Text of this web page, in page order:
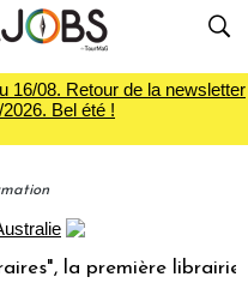
16/08. Retour de la newsletter
Bel été !
la première librairie du